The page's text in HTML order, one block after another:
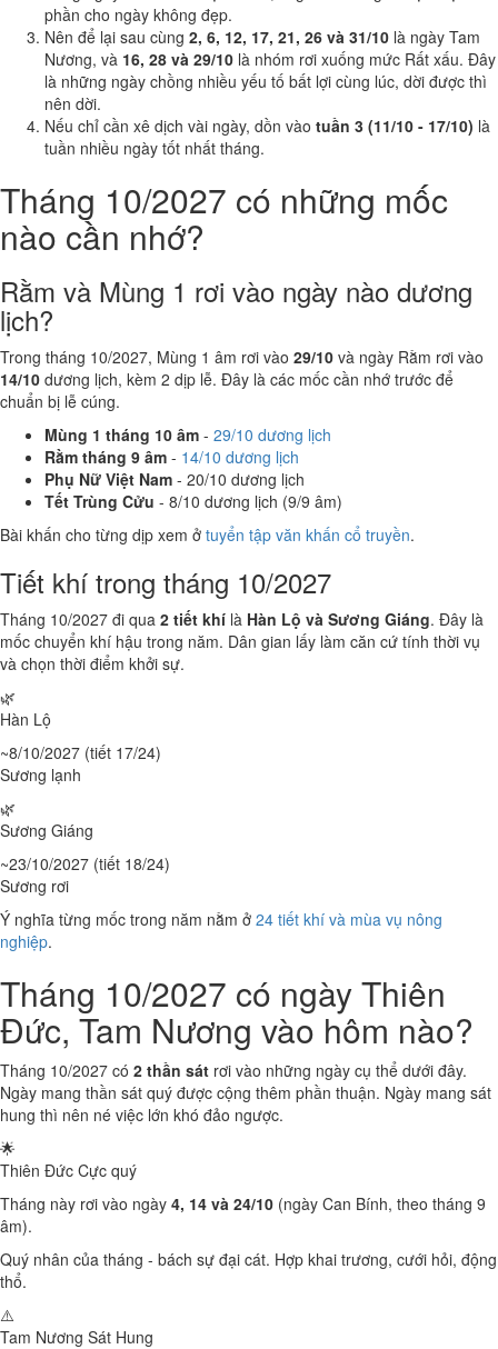
phần cho ngày không đẹp.
Nên để lại sau cùng 2, 6, 12, 17, 21, 26 và 31/10 là ngày Tam
Nương, và 16, 28 và 29/10 là nhóm rơi xuống mức Rất xấu. Đây
là những ngày chồng nhiều yếu tố bất lợi cùng lúc, dời được thì
nên dời.
Nếu chỉ cần xê dịch vài ngày, dồn vào tuần 3 (11/10 - 17/10) là
tuần nhiều ngày tốt nhất tháng.
Tháng 10/2027 có những mốc
nào cần nhớ?
Rằm và Mùng 1 rơi vào ngày nào dương
lịch?
Trong tháng 10/2027, Mùng 1 âm rơi vào 29/10 và ngày Rằm rơi vào
14/10 dương lịch, kèm 2 dịp lễ. Đây là các mốc cần nhớ trước để
chuẩn bị lễ cúng.
Mùng 1 tháng 10 âm - 29/10 dương lịch
Rằm tháng 9 âm - 14/10 dương lịch
Phụ Nữ Việt Nam - 20/10 dương lịch
Tết Trùng Cửu - 8/10 dương lịch (9/9 âm)
Bài khấn cho từng dịp xem ở tuyển tập văn khấn cổ truyền.
Tiết khí trong tháng 10/2027
Tháng 10/2027 đi qua 2 tiết khí là Hàn Lộ và Sương Giáng. Đây là
mốc chuyển khí hậu trong năm. Dân gian lấy làm căn cứ tính thời vụ
và chọn thời điểm khởi sự.
🌿
Hàn Lộ
~8/10/2027 (tiết 17/24)
Sương lạnh
🌿
Sương Giáng
~23/10/2027 (tiết 18/24)
Sương rơi
Ý nghĩa từng mốc trong năm nằm ở 24 tiết khí và mùa vụ nông
nghiệp.
Tháng 10/2027 có ngày Thiên
Đức, Tam Nương vào hôm nào?
Tháng 10/2027 có 2 thần sát rơi vào những ngày cụ thể dưới đây.
Ngày mang thần sát quý được cộng thêm phần thuận. Ngày mang sát
hung thì nên né việc lớn khó đảo ngược.
🌟
Thiên Đức Cực quý
Tháng này rơi vào ngày 4, 14 và 24/10 (ngày Can Bính, theo tháng 9
âm).
Quý nhân của tháng - bách sự đại cát. Hợp khai trương, cưới hỏi, động
thổ.
⚠️
Tam Nương Sát Hung